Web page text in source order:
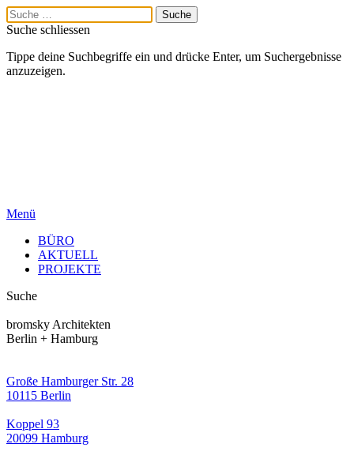
Suche schliessen
Tippe deine Suchbegriffe ein und drücke Enter, um Suchergebnisse
anzuzeigen.
Menü
BÜRO
AKTUELL
PROJEKTE
Suche
bromsky Architekten
Berlin + Hamburg
Große Hamburger Str. 28
10115 Berlin
Koppel 93
20099 Hamburg